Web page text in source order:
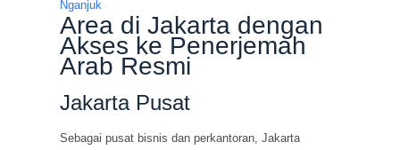
Nganjuk
Area di Jakarta dengan
Akses ke Penerjemah
Arab Resmi
Jakarta Pusat
Sebagai pusat bisnis dan perkantoran, Jakarta